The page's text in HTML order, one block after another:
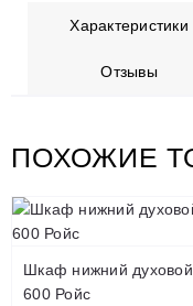
Характеристики
Отзывы
ПОХОЖИЕ
Шкаф нижний
600 Ройс